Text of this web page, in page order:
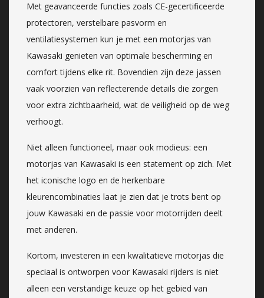
Met geavanceerde functies zoals CE-gecertificeerde
protectoren, verstelbare pasvorm en
ventilatiesystemen kun je met een motorjas van
Kawasaki genieten van optimale bescherming en
comfort tijdens elke rit. Bovendien zijn deze jassen
vaak voorzien van reflecterende details die zorgen
voor extra zichtbaarheid, wat de veiligheid op de weg
verhoogt.
Niet alleen functioneel, maar ook modieus: een
motorjas van Kawasaki is een statement op zich. Met
het iconische logo en de herkenbare
kleurencombinaties laat je zien dat je trots bent op
jouw Kawasaki en de passie voor motorrijden deelt
met anderen.
Kortom, investeren in een kwalitatieve motorjas die
speciaal is ontworpen voor Kawasaki rijders is niet
alleen een verstandige keuze op het gebied van